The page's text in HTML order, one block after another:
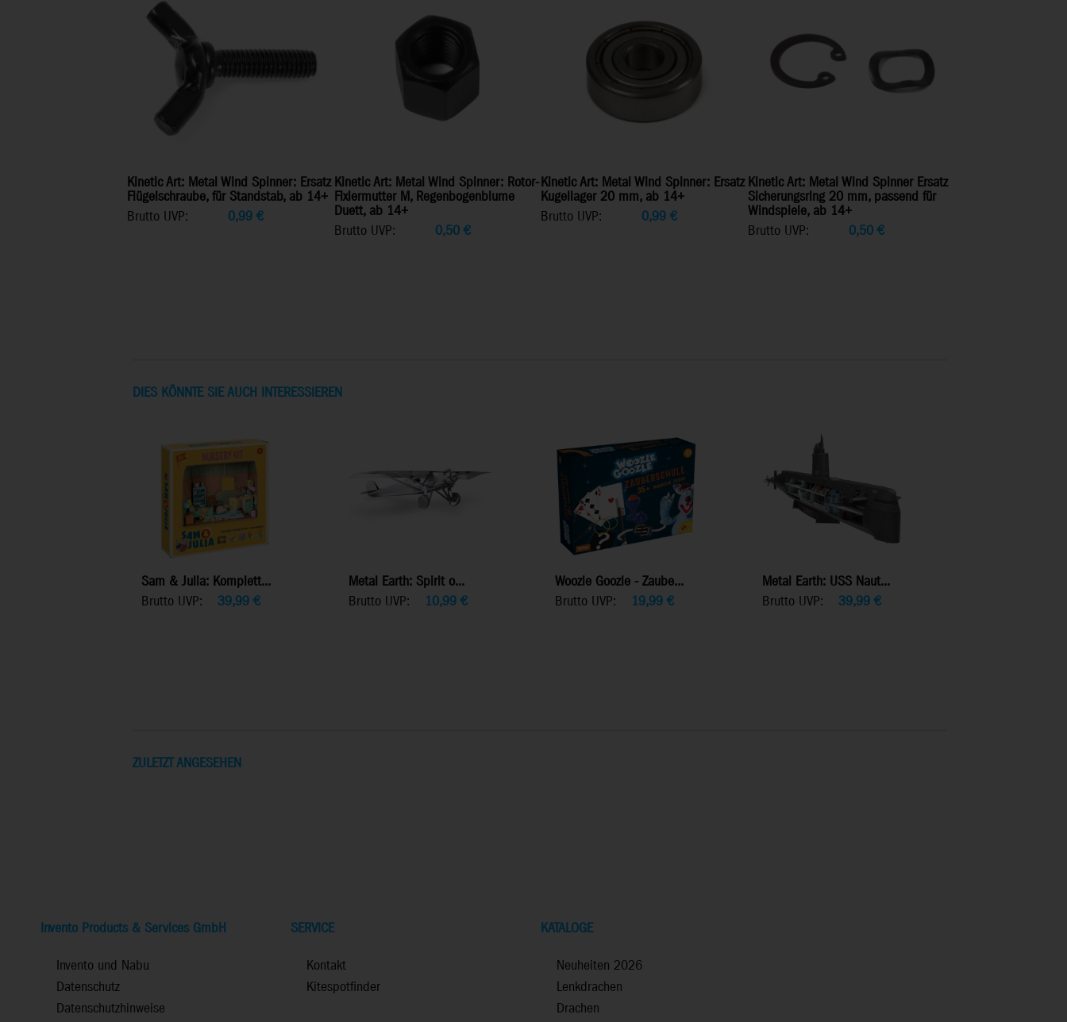
Kinetic Art: Metal Wind Spinner: Ersatz
Flügelschraube, für Standstab, ab 14+
Brutto UVP:
0,99 €
Kinetic Art: Metal Wind Spinner: Rotor-
Fixiermutter M, Regenbogenblume
Duett, ab 14+
Brutto UVP:
0,50€
Kinetic Art: Metal Wind Spinner: Ersatz
Kugellager 20 mm, ab 14+
Brutto UVP:
0,99 €
Kinetic Art: Metal Wind Spinner Ersatz
Sicherungsring 20 mm, passend für
Windspiele, ab 14+
Brutto UVP:
0,50€
DIES KÖNNTE SIE AUCH INTERESSIEREN
Sam & Julia: Komplett...
Brutto UVP:
39,99 €
Metal Earth: Spirit o...
Brutto UVP:
10,99€
Woozle Goozle - Zaube...
Brutto UVP:
19,99 €
Metal Earth: USS Naut...
Brutto UVP:
39,99€
ZULETZT ANGESEHEN
Invento Products & Services GmbH
Invento und Nabu
Datenschutz
Datenschutzhinweise
SERVICE
Kontakt
Kitespotfinder
KATALOGE
Neuheiten 2026
Lenkdrachen
Drachen